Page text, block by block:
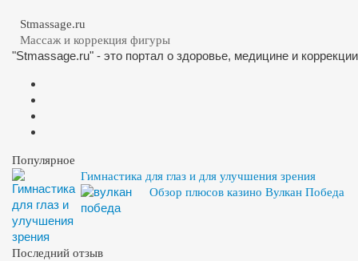
Stmassage.ru
Массаж и коррекция фигуры
"Stmassage.ru" - это портал о здоровье, медицине и
Популярное
Гимнастика для глаз и для улучшения зрения
Обзор плюсов казино Вулкан Победа
Последний отзыв